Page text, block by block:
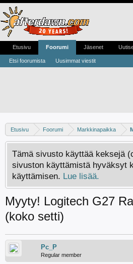
Etusivu Foorumi Markkinapaikka
Tämä sivusto käyttää keksejä
sivuston käyttämistä hyväksyt
käyttämisen. Lue lisää.
Myyty! Logitech G27
(koko setti)
Pc_P
Regular member
Etusivu Foorumi
Etsi foorumista Uusimmat viestit
Jäsenet